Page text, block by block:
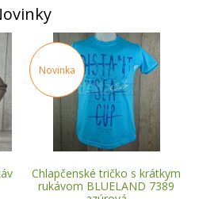
Novinka
Chlapčenské tričko s krátkym
rukávom BLUELAND 7389